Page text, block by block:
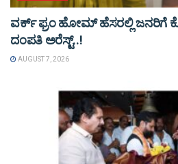
ವರ್ಕ್ ಫ್ರಂ ಹೋಮ್ ಹೆಸರಲ್ಲಿ ಜನರಿಗೆ
ದಂಪತಿ ಅರೆಸ್ಟ್..!
AUGUST 7, 2026